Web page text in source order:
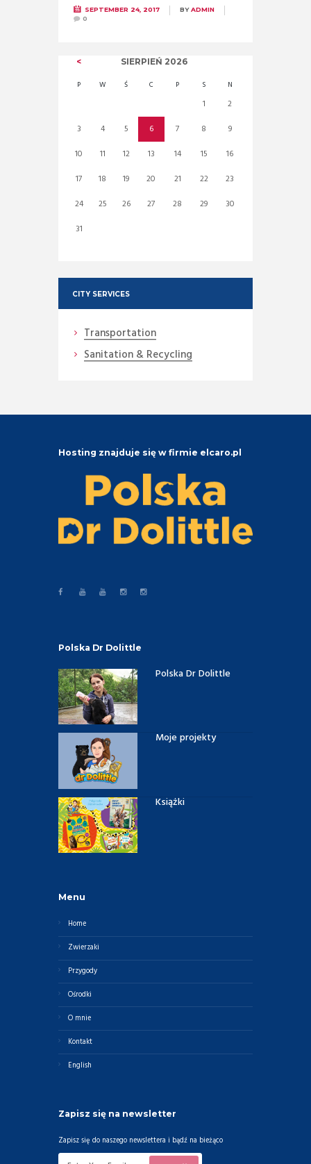
SEPTEMBER 24, 2017 BYADMIN
0
SIERPIEŃ 2026
P W Ś C P S N
1
2
3
4 5 6 7 8
9
10
11 12 13 14 15
16
17
18 19 20 21 22
23
24
25 26 27 28 29
30
31
CITY SERVICES
Transportation
Sanitation & Recycling
Hosting znajduje się w firmie elcaro.pl
Polska Dr Dolittle
Polska Dr Dolittle
Moje projekty
Książki
Menu
Home
Zwierzaki
Przygody
Ośrodki
O mnie
Kontakt
English
Zapisz się na newsletter
Zapisz się do naszego newslettera i bądź na bieżąco